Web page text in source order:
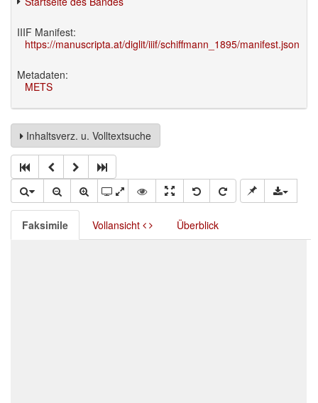
IIIF Manifest:
https://manuscripta.at/diglit/iiif/schiffmann_1895/manifest.json
Metadaten:
METS
Inhaltsverz. u. Volltextsuche
Faksimile Vollansicht Überblick